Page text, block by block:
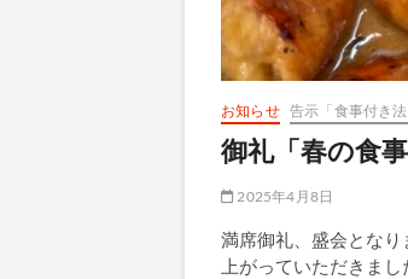
お知らせ 告示「食事付き法
御礼「春の食
2025年4月8日
満席御礼、盛会とな
上がっていただきま